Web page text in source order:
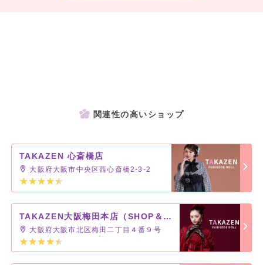
関連性の高いショップ
TAKAZEN 心斎橋店
大阪府大阪市中央区西心斎橋2-3-2
TAKAZEN大阪梅田本店（SHOP＆STUDIO）MEGA店舗
大阪府大阪市北区梅田二丁目４番９号